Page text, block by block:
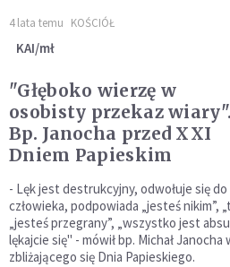
4 lata temu KOŚCIÓŁ
KAI/mł
"Głęboko wierzę w
osobisty przekaz wiary".
Bp. Janocha przed XXI
Dniem Papieskim
- Lęk jest destrukcyjny, odwołuje się
człowieka, podpowiada „jesteś nikim”,
„jesteś przegrany”, „wszystko jest
lękajcie się" - mówił bp. Michał
zbliżającego się Dnia Papieskiego.